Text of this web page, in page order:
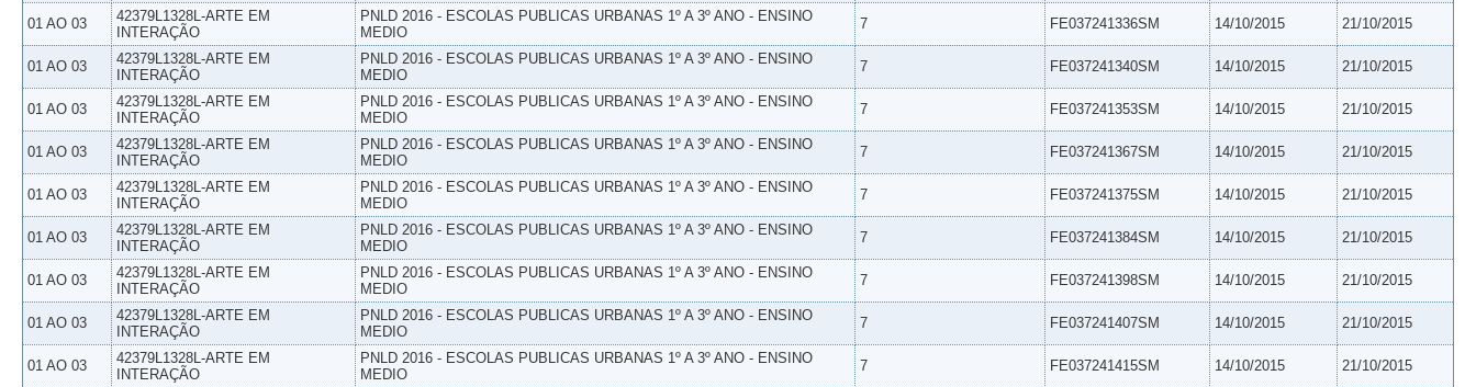
01 AO 03
42379L1328L-ARTE EM
INTERAÇÃO
PNLD 2016 - ESCOLAS PUBLICAS URBANAS 1º A 3º ANO - ENSINO
MEDIO
7 FE037241336SM 14/10/2015 21/10/2015
01 AO 03
42379L1328L-ARTE EM
INTERAÇÃO
PNLD 2016 - ESCOLAS PUBLICAS URBANAS 1º A 3º ANO - ENSINO
MEDIO
7 FE037241340SM 14/10/2015 21/10/2015
01 AO 03
42379L1328L-ARTE EM
INTERAÇÃO
PNLD 2016 - ESCOLAS PUBLICAS URBANAS 1º A 3º ANO - ENSINO
MEDIO
7 FE037241353SM 14/10/2015 21/10/2015
01 AO 03
42379L1328L-ARTE EM
INTERAÇÃO
PNLD 2016 - ESCOLAS PUBLICAS URBANAS 1º A 3º ANO - ENSINO
MEDIO
7 FE037241367SM 14/10/2015 21/10/2015
01 AO 03
42379L1328L-ARTE EM
INTERAÇÃO
PNLD 2016 - ESCOLAS PUBLICAS URBANAS 1º A 3º ANO - ENSINO
MEDIO
7 FE037241375SM 14/10/2015 21/10/2015
01 AO 03
42379L1328L-ARTE EM
INTERAÇÃO
PNLD 2016 - ESCOLAS PUBLICAS URBANAS 1º A 3º ANO - ENSINO
MEDIO
7 FE037241384SM 14/10/2015 21/10/2015
01 AO 03
42379L1328L-ARTE EM
INTERAÇÃO
PNLD 2016 - ESCOLAS PUBLICAS URBANAS 1º A 3º ANO - ENSINO
MEDIO
7 FE037241398SM 14/10/2015 21/10/2015
01 AO 03
42379L1328L-ARTE EM
INTERAÇÃO
PNLD 2016 - ESCOLAS PUBLICAS URBANAS 1º A 3º ANO - ENSINO
MEDIO
7 FE037241407SM 14/10/2015 21/10/2015
01 AO 03
42379L1328L-ARTE EM
INTERAÇÃO
PNLD 2016 - ESCOLAS PUBLICAS URBANAS 1º A 3º ANO - ENSINO
MEDIO
7 FE037241415SM 14/10/2015 21/10/2015